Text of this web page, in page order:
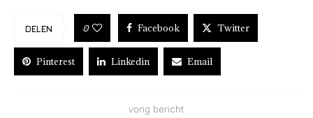
DELEN 0 Facebook Twitter
Pinterest Linkedin Email
vorig bericht